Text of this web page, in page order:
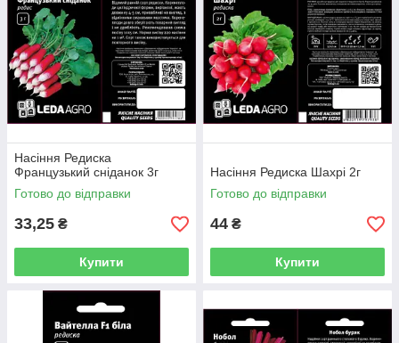
Насіння Редиска
Французький сніданок 3г
Готово до відправки
33,25 ₴
Купити
Насіння Редиска Шахрі 2г
Готово до відправки
44 ₴
Купити